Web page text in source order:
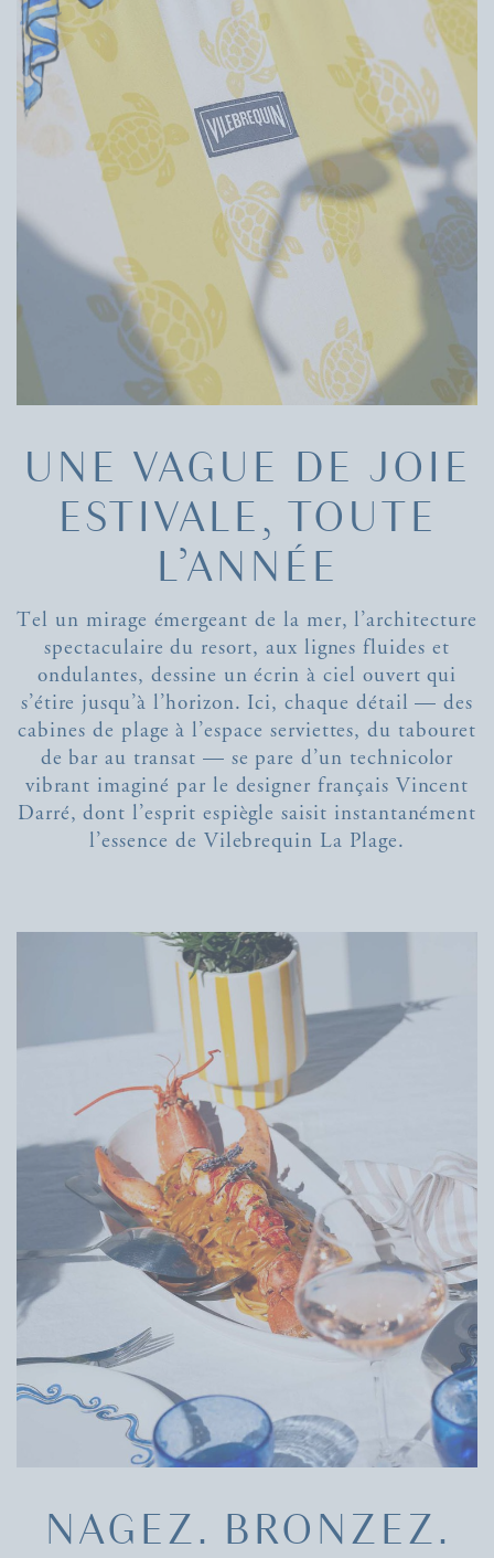
UNE VAGUE DE JOIE
ESTIVALE, TOUTE
L’ANNÉE
Tel un mirage émergeant de la mer, l’architecture
spectaculaire du resort, aux lignes fluides et
ondulantes, dessine un écrin à ciel ouvert qui
s’étire jusqu’à l’horizon. Ici, chaque détail — des
cabines de plage à l’espace serviettes, du tabouret
de bar au transat — se pare d’un technicolor
vibrant imaginé par le designer français Vincent
Darré, dont l’esprit espiègle saisit instantanément
l’essence de Vilebrequin La Plage.
NAGEZ. BRONZEZ.